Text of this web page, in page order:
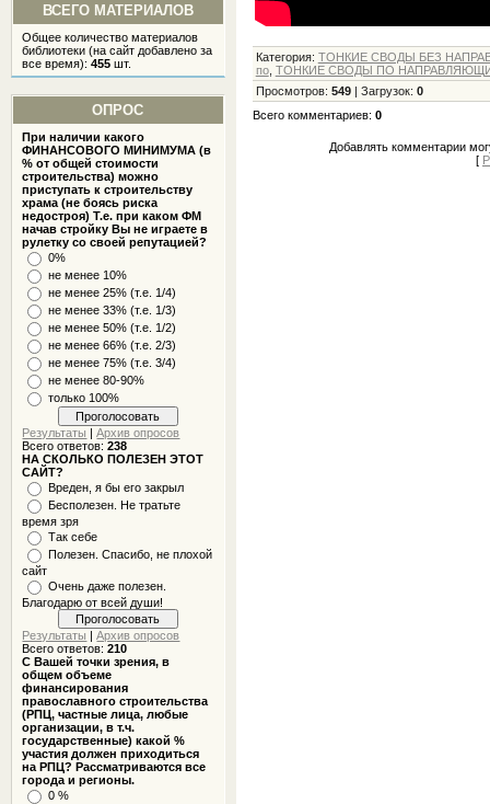
ВСЕГО МАТЕРИАЛОВ
Общее количество материалов
библиотеки (на сайт добавлено за
все время):455 шт.
ОПРОС
При наличии какого
ФИНАНСОВОГО МИНИМУМА (в
% от общей стоимости
строительства) можно
приступать к строительству
храма (не боясь риска
недостроя) Т.е. при каком ФМ
начав стройку Вы не играете в
рулетку со своей репутацией?
0%
не менее 10%
не менее 25% (т.е. 1/4)
не менее 33% (т.е. 1/3)
не менее 50% (т.е. 1/2)
не менее 66% (т.е. 2/3)
не менее 75% (т.е. 3/4)
не менее 80-90%
только 100%
Результаты |Архив опросов
Всего ответов:238
НА СКОЛЬКО ПОЛЕЗЕН ЭТОТ
САЙТ?
Вреден, я бы его закрыл
Бесполезен. Не тратьте
время зря
Так себе
Полезен. Спасибо, не плохой
сайт
Очень даже полезен.
Благодарю от всей души!
Результаты |Архив опросов
Всего ответов:210
С Вашей точки зрения, в
общем объеме
финансирования
православного строительства
(РПЦ, частные лица, любые
организации, в т.ч.
государственные) какой %
участия должен приходиться
на РПЦ? Рассматриваются все
города и регионы.
0 %
Категория: ТОНКИЕ СВОДЫ БЕЗ
по, ТОНКИЕ СВОДЫ ПО
Просмотров: 549| Загрузок: 0
Всего комментариев: 0
Добавлять комментарии
[